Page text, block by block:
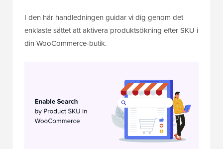
I den här handledningen guidar vi dig genom det
enklaste sättet att aktivera produktsökning efter SKU i
din WooCommerce-butik.